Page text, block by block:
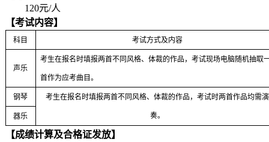
120元/人
【考试内容】
科目 考试方式及内容
声乐
考生在报名时填报两首不同风格、体裁的作品，考试现场电脑随机抽取
首作为应考曲目。
钢琴 考生在报名时填报两首不同风格、体裁的作品，考试时两首作品均需演
奏。
器乐
【成绩计算及合格证发放】